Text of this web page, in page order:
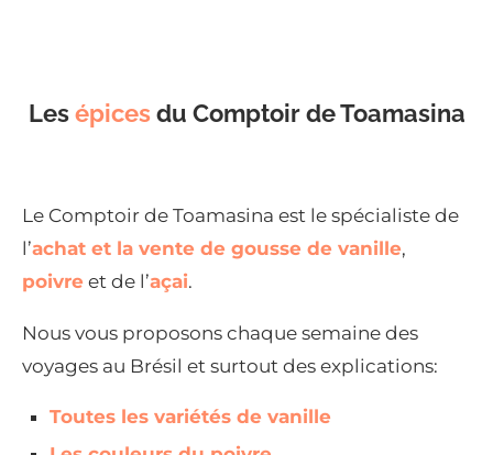
Lesépicesdu Comptoir de Toamasina
Le Comptoir de Toamasina est le spécialiste de
l’achat et la vente de gousse de vanille,
poivre et de l’açai.
Nous vous proposons chaque semaine des
voyages au Brésil et surtout des explications:
Toutes les variétés de vanille